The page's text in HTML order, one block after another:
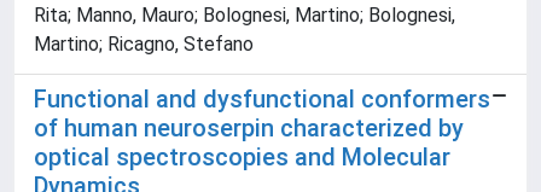
Rita; Manno, Mauro; Bolognesi, Martino; Bolognesi,
Martino; Ricagno, Stefano
Functional and dysfunctional conformers
of human neuroserpin characterized by
optical spectroscopies and Molecular